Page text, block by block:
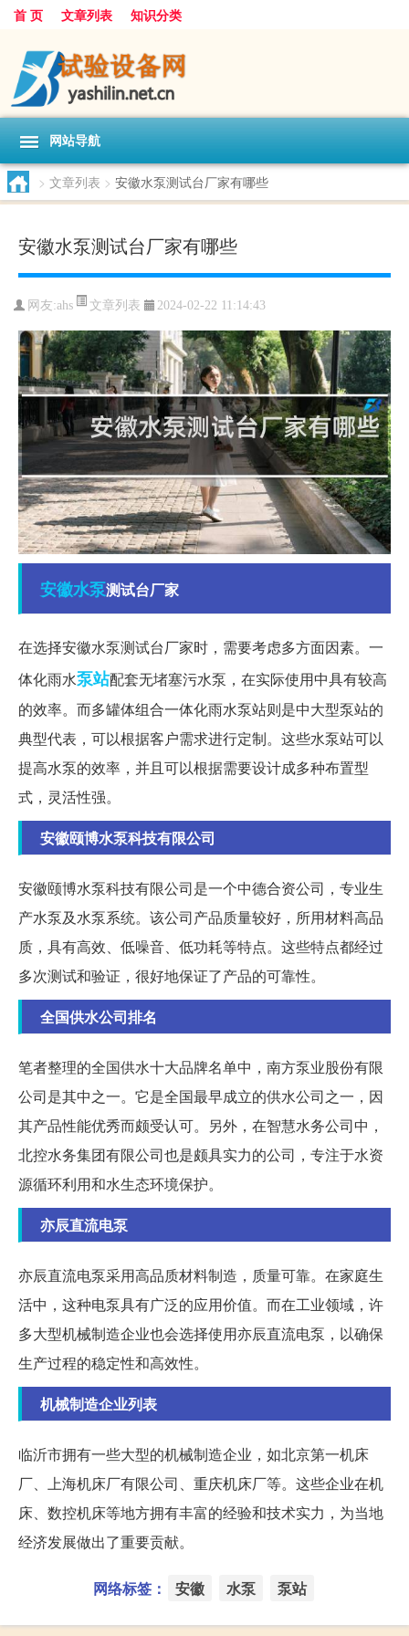
首 页 文章列表 知识分类
网站导航
> 文章列表 > 安徽水泵测试台厂家有哪些
安徽水泵测试台厂家有哪些
网友:ahs 文章列表 2024-02-22 11:14:43
安徽水泵测试台厂家
在选择安徽水泵测试台厂家时，需要考虑多方面因素。一
体化雨水泵站配套无堵塞污水泵，在实际使用中具有较高
的效率。而多罐体组合一体化雨水泵站则是中大型泵站的
典型代表，可以根据客户需求进行定制。这些水泵站可以
提高水泵的效率，并且可以根据需要设计成多种布置型
式，灵活性强。
安徽颐博水泵科技有限公司
安徽颐博水泵科技有限公司是一个中德合资公司，专业生
产水泵及水泵系统。该公司产品质量较好，所用材料高品
质，具有高效、低噪音、低功耗等特点。这些特点都经过
多次测试和验证，很好地保证了产品的可靠性。
全国供水公司排名
笔者整理的全国供水十大品牌名单中，南方泵业股份有限
公司是其中之一。它是全国最早成立的供水公司之一，因
其产品性能优秀而颇受认可。另外，在智慧水务公司中，
北控水务集团有限公司也是颇具实力的公司，专注于水资
源循环利用和水生态环境保护。
亦辰直流电泵
亦辰直流电泵采用高品质材料制造，质量可靠。在家庭生
活中，这种电泵具有广泛的应用价值。而在工业领域，许
多大型机械制造企业也会选择使用亦辰直流电泵，以确保
生产过程的稳定性和高效性。
机械制造企业列表
临沂市拥有一些大型的机械制造企业，如北京第一机床
厂、上海机床厂有限公司、重庆机床厂等。这些企业在机
床、数控机床等地方拥有丰富的经验和技术实力，为当地
经济发展做出了重要贡献。
网络标签： 安徽 水泵 泵站